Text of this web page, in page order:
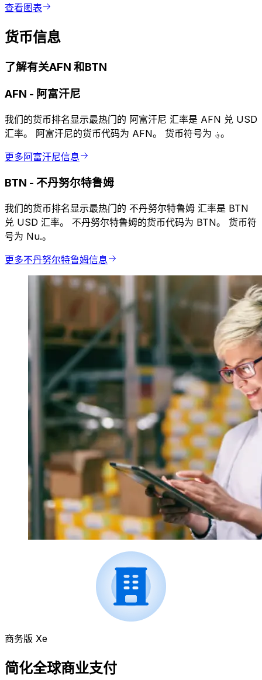
查看图表
货币信息
了解有关AFN 和BTN
AFN - 阿富汗尼
我们的货币排名显示最热门的 阿富汗尼 汇率是 AFN 兑 USD
汇率。 阿富汗尼的货币代码为 AFN。 货币符号为 ؋。
更多阿富汗尼信息
BTN - 不丹努尔特鲁姆
我们的货币排名显示最热门的 不丹努尔特鲁姆 汇率是 BTN
兑 USD 汇率。 不丹努尔特鲁姆的货币代码为 BTN。 货币符
号为 Nu.。
更多不丹努尔特鲁姆信息
商务版 Xe
简化全球商业支付